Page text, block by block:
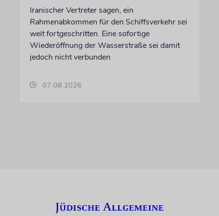
Iranischer Vertreter sagen, ein
Rahmenabkommen für den Schiffsverkehr sei
weit fortgeschritten. Eine sofortige
Wiederöffnung der Wasserstraße sei damit
jedoch nicht verbunden
07.08.2026